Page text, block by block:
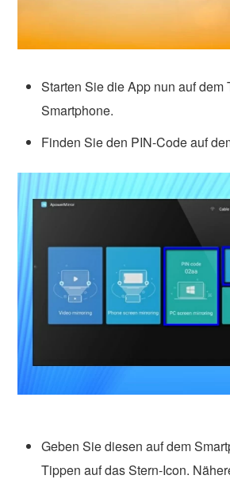
Starten Sie die App nun auf dem
Smartphone.
Finden Sie den PIN-Code auf
Geben Sie diesen auf dem
Tippen auf das Stern-Icon.